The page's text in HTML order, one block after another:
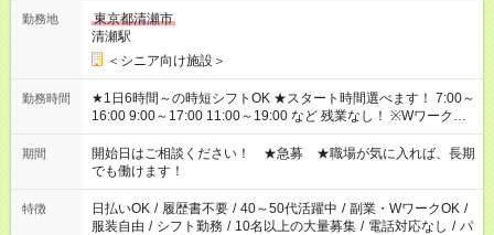
勤務地
東京都清瀬市
清瀬駅
＜シニア向け施設＞
勤務時間
★1日6時間～の時短シフトOK ★スタート時間選べます！ 7:00～
16:00 9:00～17:00 11:00～19:00 など 残業なし！ ※Wワークの
場合、他のお仕事と合わせ週40時間超の就業はご案内できませ
ん ※法令に基づき、週20時間以上勤務は社会保険への加入対象
となります ※労働者派遣法（日雇い派遣の原則禁止）により、
短時間・短期間の就業はご案内が難しい場合があります
期間
開始日はご相談ください！ ★急募 ★職場が気に入れば、長期
でも働けます！
特徴 日払いOK / 履歴書不要 / 40～50代活躍中 / 副業・WワークOK /
服装自由 / シフト勤務 / 10名以上の大量募集 / 電話対応なし / パ